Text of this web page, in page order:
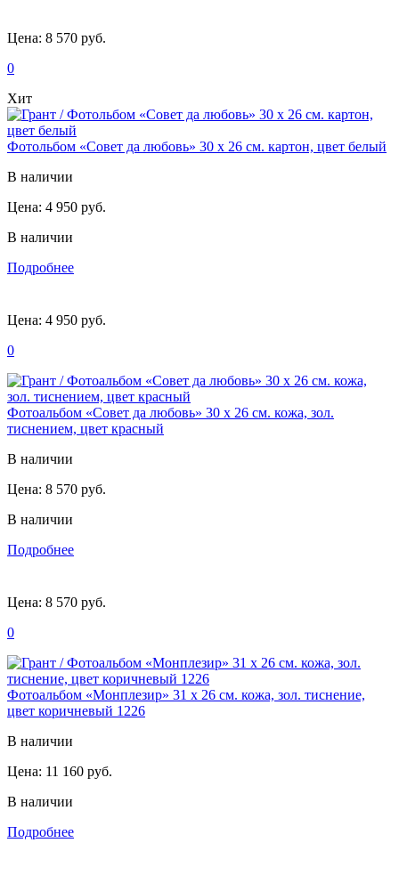
Цена: 8 570 руб.
0
Хит
Фотольбом «Совет да любовь» 30 х 26 см. картон, цвет белый
В наличии
Цена: 4 950 руб.
В наличии
Подробнее
Цена: 4 950 руб.
0
Фотоальбом «Совет да любовь» 30 х 26 см. кожа, зол.
тиснением, цвет красный
В наличии
Цена: 8 570 руб.
В наличии
Подробнее
Цена: 8 570 руб.
0
Фотоальбом «Монплезир» 31 х 26 см. кожа, зол. тиснение,
цвет коричневый 1226
В наличии
Цена: 11 160 руб.
В наличии
Подробнее